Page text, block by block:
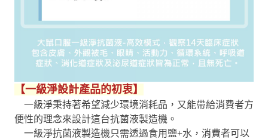
【一級淨設計產品的初衷】
一級淨秉持著希望減少環境消耗品，又能帶給消費者方
便性的理念來設計這台抗菌液製造機。
一級淨抗菌液製造機只需透過食用鹽+水，消費者可以